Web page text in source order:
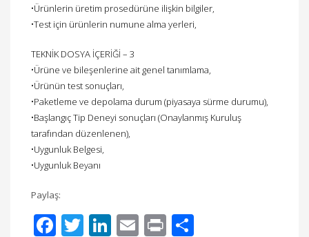
•Ürünlerin üretim prosedürüne ilişkin bilgiler,
•Test için ürünlerin numune alma yerleri,
TEKNİK DOSYA İÇERİĞİ – 3
•Ürüne ve bileşenlerine ait genel tanımlama,
•Ürünün test sonuçları,
•Paketleme ve depolama durum (piyasaya sürme durumu),
•Başlangıç Tip Deneyi sonuçları (Onaylanmış Kuruluş
tarafından düzenlenen),
•Uygunluk Belgesi,
•Uygunluk Beyanı
Paylaş:
Facebook
Twitter
LinkedIn
Email
Print